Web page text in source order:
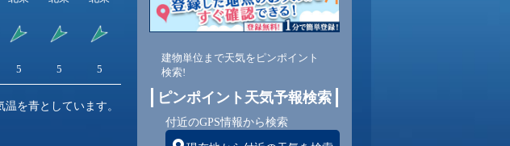
5 5 5 5
を青としています。
建物単位まで天気をピンポイント
検索!
ピンポイント天気予報検索
付近のGPS情報から検索